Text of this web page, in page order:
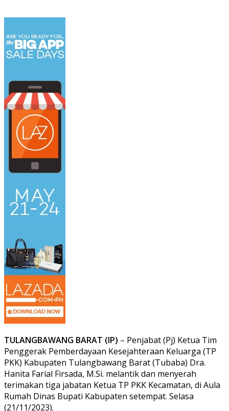
TULANGBAWANG BARAT (IP) – Penjabat (Pj) Ketua Tim
Penggerak Pemberdayaan Kesejahteraan Keluarga (TP
PKK) Kabupaten Tulangbawang Barat (Tubaba) Dra.
Hanita Farial Firsada, M.Si. melantik dan menyerah
terimakan tiga jabatan Ketua TP PKK Kecamatan, di Aula
Rumah Dinas Bupati Kabupaten setempat. Selasa
(21/11/2023).